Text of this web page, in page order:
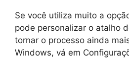
Se você utiliza muito a
pode personalizar o atalho
tornar o processo ainda
Windows, vá em